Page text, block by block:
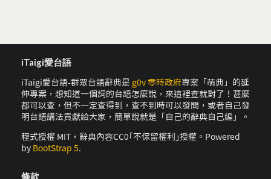
iTaigi愛台語
iTaigi愛台語-群眾台語辭典是 g0v 零時政府專案「萌典」的延
伸專案，想知道一個詞的台語怎麼說，來這裡查就對了！甚麼
都可以查，但不一定查得到，查不到時可以發問，或者自己發
明台語講法貢獻給大家，簡單說就是「自己的辭典自己編」。
程式授權 MIT，辭典內容CC0｢不保留權利｣授權。Powered
by BootStrap 5.
條款